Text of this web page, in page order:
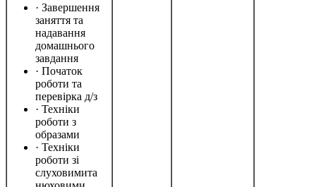
· Завершення
заняття та
надавання
домашнього
завдання
· Початок
роботи та
перевірка д/з
· Техніки
роботи з
образами
· Техніки
роботи зі
слуховимита